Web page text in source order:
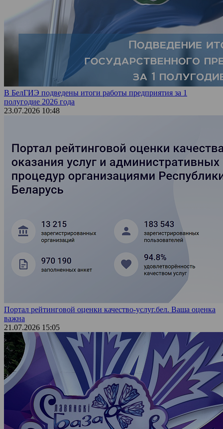
В БелГИЭ подведены итоги работы предприятия за 1
полугодие 2026 года
23.07.2026 10:48
Портал рейтинговой оценки качество-услуг.бел. Ваша оценка
важна
21.07.2026 15:05